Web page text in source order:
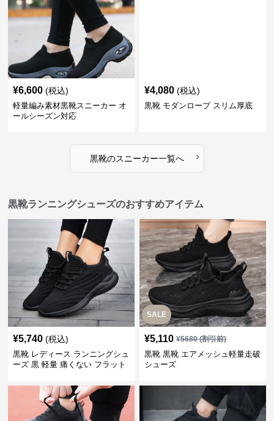
¥6,600 (税込)
軽量編み素材黒靴スニーカー オ
ールシーズン対応
¥4,080 (税込)
黒靴 モダンロープ スリム厚底
黒靴のスニーカー一覧へ ›
黒靴ランニングシューズのおすすめアイテム
¥5,740 (税込)
黒靴 レディース ランニングシュ
ーズ 黒 軽量 痛くない フラット
SALE
¥5,110 ¥5680(割引前)
黒靴 黒靴 エアメッシュ軽量走破
シューズ